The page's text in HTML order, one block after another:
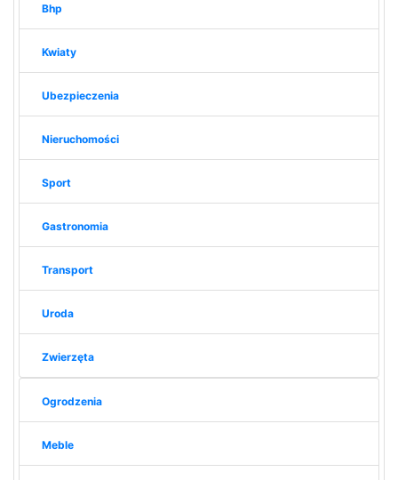
Bhp
Kwiaty
Ubezpieczenia
Nieruchomości
Sport
Gastronomia
Transport
Uroda
Zwierzęta
Ogrodzenia
Meble